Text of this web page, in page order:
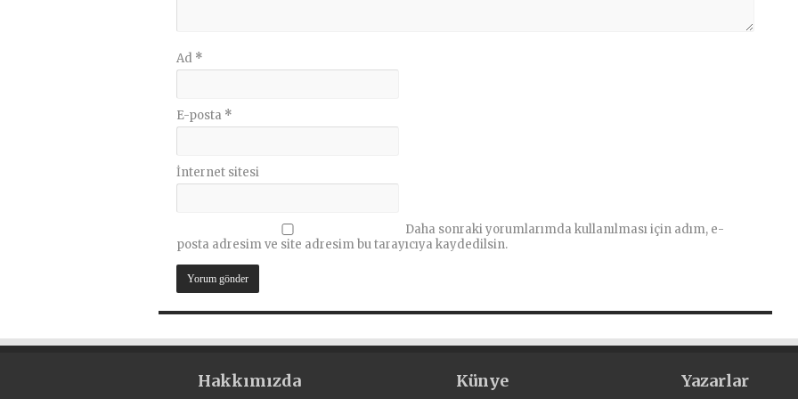
Ad *
E-posta *
İnternet sitesi
Daha sonraki yorumlarımda kullanılması için adım, e-
posta adresim ve site adresim bu tarayıcıya kaydedilsin.
Hakkımızda Künye Yazarlar